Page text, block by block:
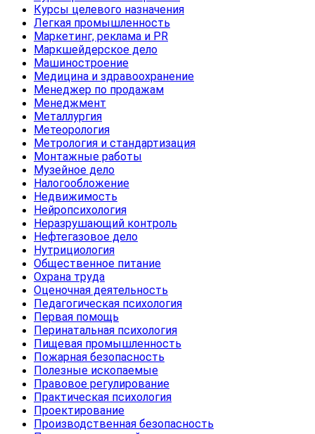
Курсы целевого назначения
Легкая промышленность
Маркетинг, реклама и PR
Маркшейдерское дело
Машиностроение
Медицина и здравоохранение
Менеджер по продажам
Менеджмент
Металлургия
Метеорология
Метрология и стандартизация
Монтажные работы
Музейное дело
Налогообложение
Недвижимость
Нейропсихология
Неразрушающий контроль
Нефтегазовое дело
Нутрициология
Общественное питание
Охрана труда
Оценочная деятельность
Педагогическая психология
Первая помощь
Перинатальная психология
Пищевая промышленность
Пожарная безопасность
Полезные ископаемые
Правовое регулирование
Практическая психология
Проектирование
Производственная безопасность